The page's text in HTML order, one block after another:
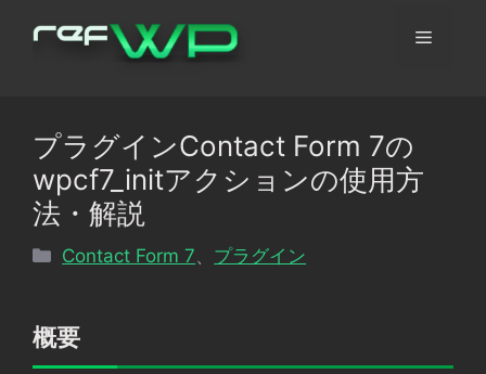
メ
プラグインContact Form 7の
wpcf7_initアクションの使用方
法・解説
カ
リ
Contact Form 7 プラグイン
概要